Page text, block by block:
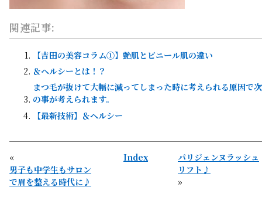
関連記事:
【吉田の美容コラム①】艶肌とビニール肌の違い
＆ヘルシーとは！？
まつ毛が抜けて大幅に減ってしまった時に考えられる原因で次
の事が考えられます。
【最新技術】＆ヘルシー
«
男子も中学生もサロン
で眉を整える時代に♪
Index
パリジェンヌラッシュ
リフト♪
»